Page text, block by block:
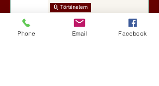
Új Történelem
Phone Email Facebook